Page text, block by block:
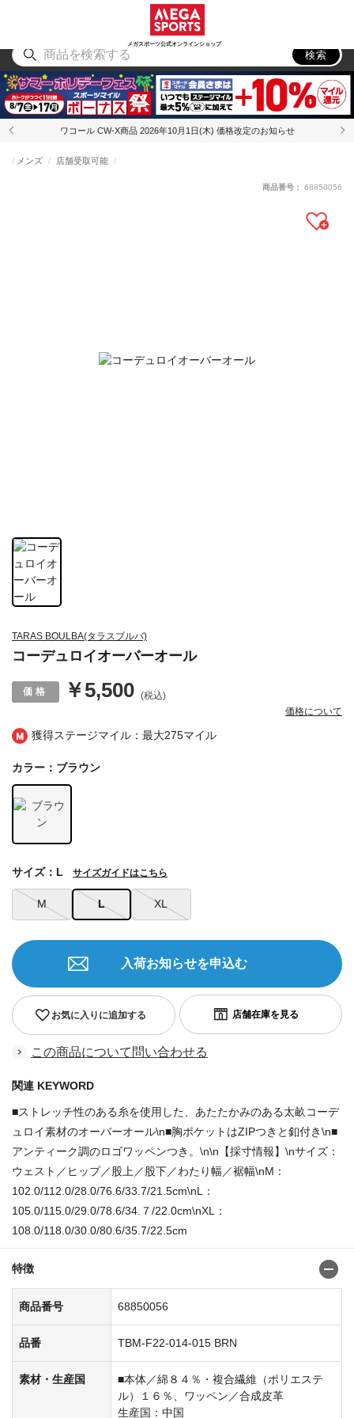
メガスポーツ公式オンラインショップ
アウトドア
検索
ワコール CW-X商品 2026年10月1日(木) 価格改定のお知らせ
獲得ステージマイル：最大275マイル
TARAS BOULBA(タラスブルバ)
コーデュロイオーバーオール
メンズ 店舗受取可能
￥5,500 (税込)
価格について
商品番号： 68850056
カラー：ブラウン
M L XL
サイズ：L サイズガイドはこちら
お気に入りに追加する
入荷お知らせを申込む
この商品について問い合わせる
関連 KEYWORD
■ストレッチ性のある糸を使用した、あたたかみのある太畝コーデ
ュロイ素材のオーバーオール\n■胸ポケットはZIPつきと釦付き\n■
アンティーク調のロゴワッペンつき。\n\n【採寸情報】\nサイズ：
ウェスト／ヒップ／股上／股下／わたり幅／裾幅\nM：
102.0/112.0/28.0/76.6/33.7/21.5cm\nL：
105.0/115.0/29.0/78.6/34.７/22.0cm\nXL：
108.0/118.0/30.0/80.6/35.7/22.5cm
特徴
商品番号 68850056
品番 TBM-F22-014-015 BRN
素材・生産国
■本体／綿８４％・複合繊維（ポリエステ
ル）１６％、ワッペン／合成皮革
生産国：中国